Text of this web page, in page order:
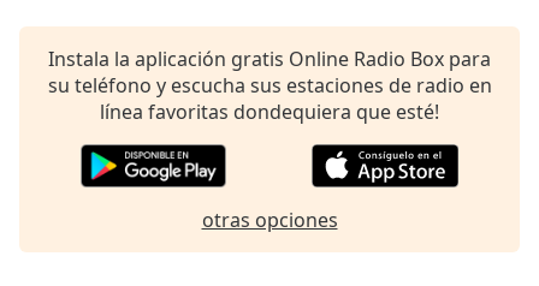
Instala la aplicación gratis Online Radio Box para
su teléfono y escucha sus estaciones de radio en
línea favoritas dondequiera que esté!
otras opciones